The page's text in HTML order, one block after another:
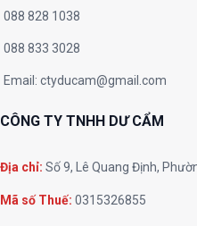
088 828 1038
088 833 3028
Email: ctyducam@gmail.com
CÔNG TY TNHH DƯ CẨM
Địa chỉ: Số 9, Lê Quang Định,
Mã số Thuế: 0315326855